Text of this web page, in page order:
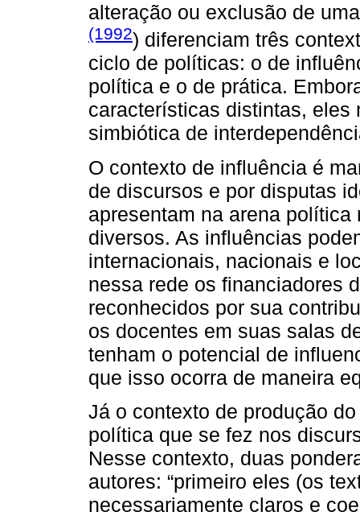
alteração ou exclusão de
(1992) diferenciam três
ciclo de políticas: o de
política e o de prática.
características distintas, eles
simbiótica de
O contexto de influência é
de discursos e por disputas
apresentam na arena
diversos. As influências
internacionais, nacionais e
nessa rede os financiadores
reconhecidos por sua
os docentes em suas salas
tenham o potencial de
que isso ocorra de maneira
Já o contexto de produção
política que se fez nos
Nesse contexto, duas
autores: “primeiro eles (os
necessariamente claros e